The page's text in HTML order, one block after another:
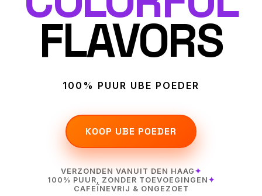
FLAVORS
100% PUUR UBE POEDER
KOOP UBE POEDER
VERZONDEN VANUIT DEN HAAG ✦
100% PUUR, ZONDER TOEVOEGINGEN ✦
CAFEÏNEVRIJ & ONGEZOET